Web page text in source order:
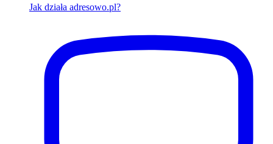
Jak działa adresowo.pl?